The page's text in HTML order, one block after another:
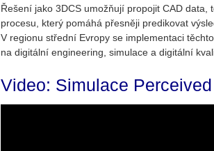
Ře­še­ní jako 3DCS umož­ňují pro­po­jit CAD
pro­ce­su, který po­má­há přes­ně­ji pre­di­ko­vat
V re­gi­o­nu střed­ní Ev­ro­py se im­ple­men­ta­ci
na di­gi­tál­ní en­gi­nee­ring, si­mu­la­ce a di­gi­tál­ní
Video: Si­mu­la­ce